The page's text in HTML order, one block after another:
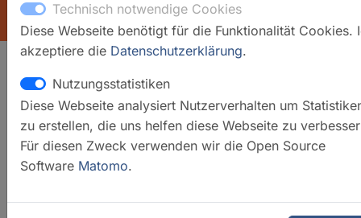
ÜBERSICHT
ICP-MS Labor
Technisch notwendige Cookies
Diese Webseite benötigt für die Funktionalität Cookies.
akzeptiere die Datenschutzerklärung.
Nutzungsstatistiken
Diese Webseite analysiert Nutzerverhalten um
zu erstellen, die uns helfen diese Webseite zu
Für diesen Zweck verwenden wir die Open Source
Software Matomo.